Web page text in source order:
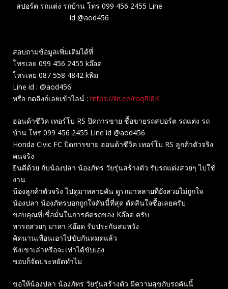
สปอร์ต รถแต่ง รถบ้าน โทร 099 456 2455 Line
id @aod456
สอบถามข้อมูลเพิ่มเติมได้ที่
โทรเลย 099 456 2455 kอ๊อด
โทรเลย 087 558 4842 kพิม
Line id : @aod456
หรือ กดลิงก์เลยเข้าไลน์ : https://lin.ee/roqRI8K
ฮอนด้าซีวิค เทอร์โบ RS ปิดการขาย ซื้อขายรถสปอร์ต รถแต่ง รถ
บ้าน โทร 099 456 2455 Line id @aod456
Honda Civic FC ปิดการขาย ฮอนด้าซีวิค เทอร์โบ RS ลูกค้าตัวจริง
คนจริง
ยินดีด้วย กับน้องปลา น้องภัทร วัยรุ่นสร้างตัว รับรถแต่งสวยๆ ไปใช้
งาน
น้องลูกค้าตัวจริง ไปดูมาหลายคัน ดูรถมาหลายที่ยังสวยไม่ถูกใจ
น้องปลา น้องภัทรบอกถูกใจคันนี้ที่สุด ตัดสินใจซื้อเลยครับ
ขอบคุณที่เชื่อมั่นในการคัดรถของ Kอ๊อด ครับ
หารถสวยๆ มาหา Kอ๊อด รับประกันสมหวัง
คิดนานเพื่อนเอาไปขับกันหมดแล้ว
ฟังเขาเล่าหรือจะเท่าได้ขับเอง
ชอบก็จัดประหยัดทำไม
ขอให้น้องปลา น้องภัทร วัยรุ่นสร้างตัว มีความสุขกับรถคันนี้